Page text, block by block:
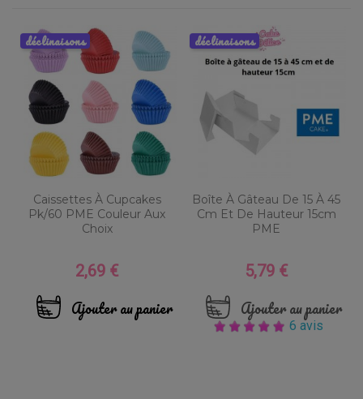
Caissettes À Cupcakes
Pk/60 PME Couleur Aux
Choix
Prix
2,69 €
Ajouter au panier
déclinaisons
Boîte À Gâteau De 15 À 45
Cm Et De Hauteur 15cm
PME
Prix
5,79 €
Ajouter au panier
6 avis
déclinaisons